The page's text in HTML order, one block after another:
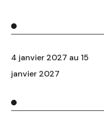
4 janvier 2027 au 15
janvier 2027